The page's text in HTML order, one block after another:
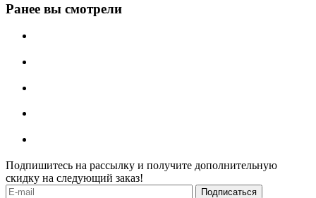
Ранее вы смотрели
Подпишитесь на рассылку и получите дополнительную
скидку на следующий заказ!